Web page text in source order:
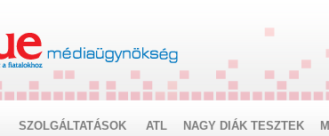
SZOLGÁLTATÁSOK ATL NAGY DIÁK TESZTEK